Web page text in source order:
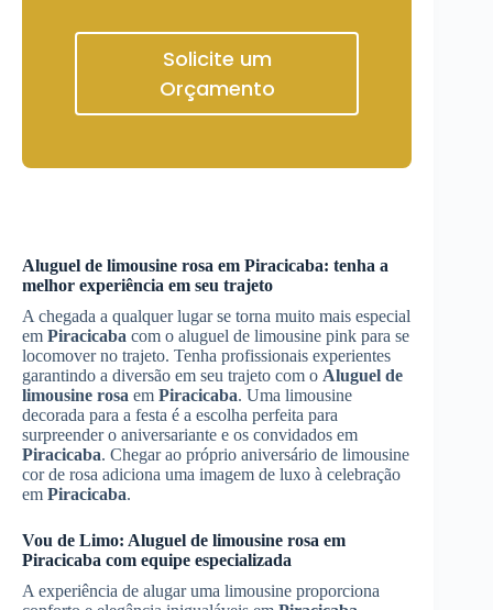
Solicite um
Orçamento
Aluguel de limousine rosa em Piracicaba: tenha a
melhor experiência em seu trajeto
A chegada a qualquer lugar se torna muito mais especial
em Piracicaba com o aluguel de limousine pink para se
locomover no trajeto. Tenha profissionais experientes
garantindo a diversão em seu trajeto com o Aluguel de
limousine rosa em Piracicaba. Uma limousine
decorada para a festa é a escolha perfeita para
surpreender o aniversariante e os convidados em
Piracicaba. Chegar ao próprio aniversário de limousine
cor de rosa adiciona uma imagem de luxo à celebração
em Piracicaba.
Vou de Limo: Aluguel de limousine rosa em
Piracicaba com equipe especializada
A experiência de alugar uma limousine proporciona